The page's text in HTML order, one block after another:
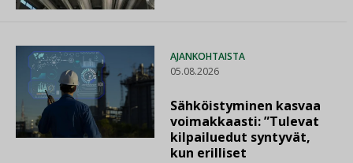
AJANKOHTAISTA
05.08.2026
Sähköistyminen kasvaa
voimakkaasti: ”Tulevat
kilpailuedut syntyvät,
kun erilliset